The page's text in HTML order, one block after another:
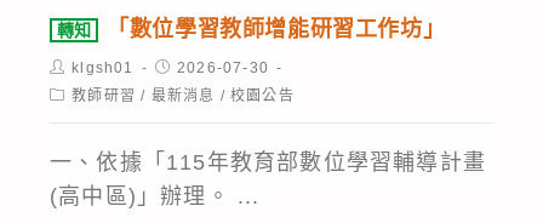
報
參
加，
請
查
者
避
開
時
段
數
學
推
動
理
協
會
訂
於
115
位
展
部
「全
球
轉知 「數位學習教師增能研習工作坊」
Post
author:
klgsh01
Post
published:
2026-07-30
Post教師研習 / 最新消息 / 校園公告
一、依據「115年教育部數位學習輔導計畫
(高中區)」辦理。 ...